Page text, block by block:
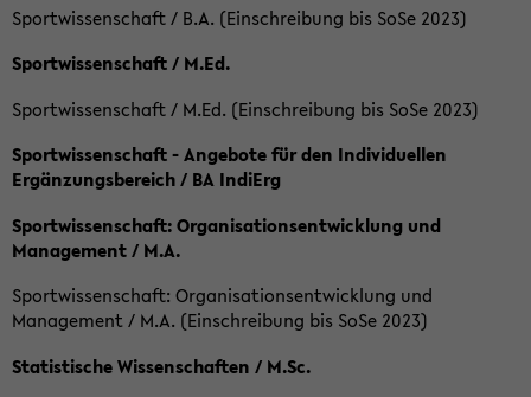
Sportwissenschaft / B.A. (Einschreibung bis SoSe 2023)
Sportwissenschaft / M.Ed.
Sportwissenschaft / M.Ed. (Einschreibung bis SoSe 2023)
Sportwissenschaft - Angebote für den Individuellen
Ergänzungsbereich / BA IndiErg
Sportwissenschaft: Organisationsentwicklung und
Management / M.A.
Sportwissenschaft: Organisationsentwicklung und
Management / M.A. (Einschreibung bis SoSe 2023)
Statistische Wissenschaften / M.Sc.